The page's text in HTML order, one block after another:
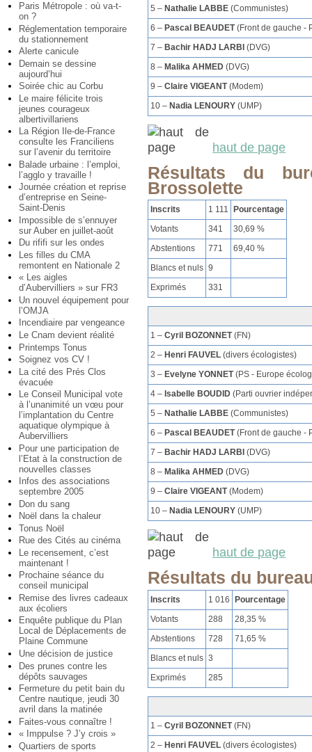
Paris Métropole : où va-t-
on ?
Réglementation temporaire
du stationnement
Alerte canicule
Demain se dessine
aujourd’hui
Soirée chic au Corbu
Le maire félicite trois
jeunes courageux
albertivillariens
La Région Ile-de-France
consulte les Franciliens
sur l’avenir du territoire
Balade urbaine : l’emploi,
l’agglo y travaille !
Journée création et reprise
d’entreprise en Seine-
Saint-Denis
Impossible de s’ennuyer
sur Auber en juillet-août
Du rififi sur les ondes
Les filles du CMA
remontent en Nationale 2
« Les aigles
d’Aubervilliers » sur FR3
Un nouvel équipement pour
l’OMJA
Incendiaire par vengeance
Le Cnam devient réalité
Printemps Tonus
Soignez vos CV !
La cité des Prés Clos
évacuée
Le Conseil Municipal vote
à l’unanimité un vœu pour
l’implantation du Centre
aquatique olympique à
Aubervilliers
Pour une participation de
l’Etat à la construction de
nouvelles classes
Infos des associations
septembre 2005
Don du sang
Noël dans la chaleur
Tonus Noël
Rue des Cités au cinéma
Le recensement, c’est
maintenant !
Prochaine séance du
conseil municipal
Remise des livres cadeaux
aux écoliers
Enquête publique du Plan
Local de Déplacements de
Plaine Commune
Une décision de justice
Des prunes contre les
dépôts sauvages
Fermeture du petit bain du
Centre nautique, jeudi 30
avril dans la matinée
Faites-vous connaître !
« Imppulse ? J’y crois »
Quartiers de sports
5 –Nathalie LABBE (Communistes)
6 –Pascal BEAUDET(Front de gauche -
7 –Bachir HADJ LARBI (DVG)
8 –Malika AHMED (DVG)
9 –Claire VIGEANT(Modem)
10 –Nadia LENOURY (UMP)
haut de page
Résultats du
Brossolette
Inscrits 1 111
Pourcentage
Votants
341
30,69 %
Abstentions
771
69,40 %
Blancs et nuls 9
Exprimés
331
1 –Cyril BOZONNET(FN)
2 – Henri FAUVEL (divers écologistes)
3 – Evelyne YONNET(PS - Europe
4 – Isabelle BOUDID (Parti ouvrier
5 – Nathalie LABBE (Communistes)
6 – Pascal BEAUDET(Front de gauche -
7 – Bachir HADJ LARBI (DVG)
8 – Malika AHMED (DVG)
9 –Claire VIGEANT(Modem)
10 – Nadia LENOURY (UMP)
haut de page
Résultats du
Inscrits 1 016 Pourcentage
Votants
288
28,35 %
Abstentions
728
71,65 %
Blancs et nuls 3
Exprimés
285
1 –Cyril BOZONNET(FN)
2 –Henri FAUVEL (divers écologistes)